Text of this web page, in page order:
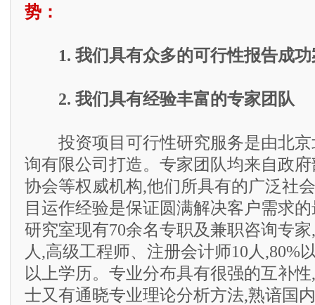
势：
1. 我们具有众多的可行性报告成功
2. 我们具有经验丰富的专家团队
投资项目可行性研究服务是由北京
询有限公司打造。专家团队均来自政
协会等权威机构,他们所具有的广泛社
目运作经验是保证圆满解决客户需求
研究室现有70余名专职及兼职咨询专
人,高级工程师、注册会计师10人,80%
以上学历。专业分布具有很强的互补
士又有通晓专业理论分析方法,熟谙国